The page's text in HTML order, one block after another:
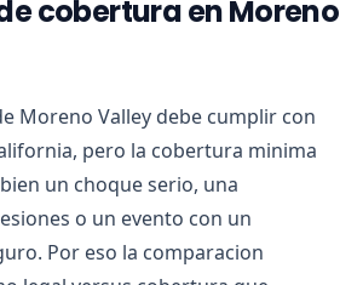
cobertura en Moreno
Moreno Valley debe cumplir con
pero la cobertura minima
un choque serio, una
o un evento con un
Por eso la comparacion